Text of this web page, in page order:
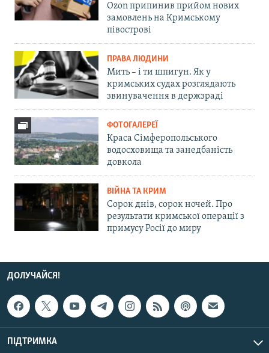
Ozon припинив прийом нових
замовлень на Кримському
півострові
ПРАВА ЛЮДИНИ
Мить – і ти шпигун. Як у
кримських судах розглядають
звинувачення в держзраді
ФОТОГАЛЕРЕЇ
Краса Сімферопольського
водосховища та занедбаність
довкола
ВІЙНА ТА КРИМ
Сорок днів, сорок ночей. Про
результати кримської операції з
примусу Росії до миру
ДОЛУЧАЙСЯ!
ПІДТРИМКА